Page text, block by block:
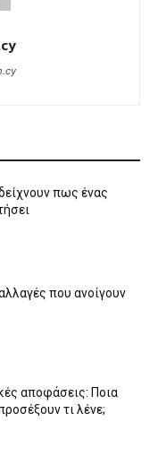
πως ένας
που ανοίγουν
αποφάσεις: Ποια
τι λένε;